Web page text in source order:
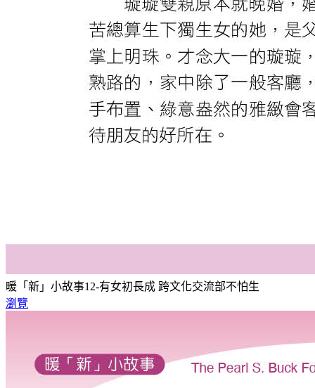
暖「新」小故事12-有女初長成 跨文化交流部不怕生
瀏覽